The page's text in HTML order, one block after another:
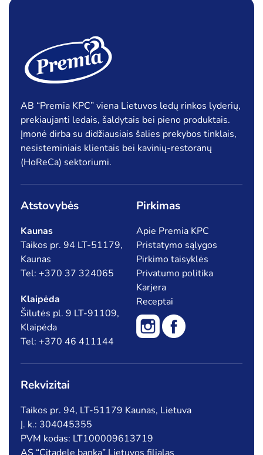
AB “Premia KPC” viena Lietuvos ledų rinkos lyderių,
prekiaujanti ledais, šaldytais bei pieno produktais.
Įmonė dirba su didžiausiais šalies prekybos tinklais,
nesisteminiais klientais bei kavinių-restoranų
(HoReCa) sektoriumi.
Atstovybės
Kaunas
Taikos pr. 94 LT-51179,
Kaunas
Tel: +370 37 324065
Klaipėda
Šilutės pl. 9 LT-91109,
Klaipėda
Tel: +370 46 411144
Pirkimas
Apie Premia KPC
Pristatymo sąlygos
Pirkimo taisyklės
Privatumo politika
Karjera
Receptai
Rekvizitai
Taikos pr. 94, LT-51179 Kaunas, Lietuva
Į. k.: 304045355
PVM kodas: LT100009613719